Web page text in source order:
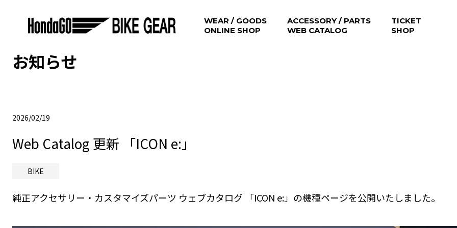
WEAR / GOODS
ONLINE SHOP
ACCESSORY / PARTS
WEB CATALOG
TICKET
SHOP
お知らせ
2026/02/19
Web Catalog 更新 「ICON e:」
BIKE
純正アクセサリー・カスタマイズパーツ ウェブカタログ 「ICON e:」の機種ページを公開いたしました。